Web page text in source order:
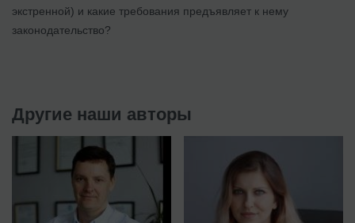
экстренной) и какие требования предъявляет к нему
законодательство?
Другие наши авторы